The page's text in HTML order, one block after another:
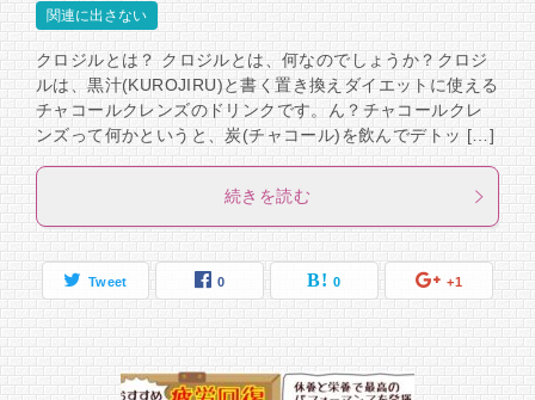
関連に出さない
クロジルとは？ クロジルとは、何なのでしょうか？クロジ
ルは、黒汁(KUROJIRU)と書く置き換えダイエットに使える
チャコールクレンズのドリンクです。ん？チャコールクレ
ンズって何かというと、炭(チャコール)を飲んでデトッ […]
続きを読む
Tweet 0 0 +1